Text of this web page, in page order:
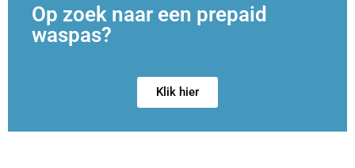
Op zoek naar een prepaid
waspas?
Klik hier